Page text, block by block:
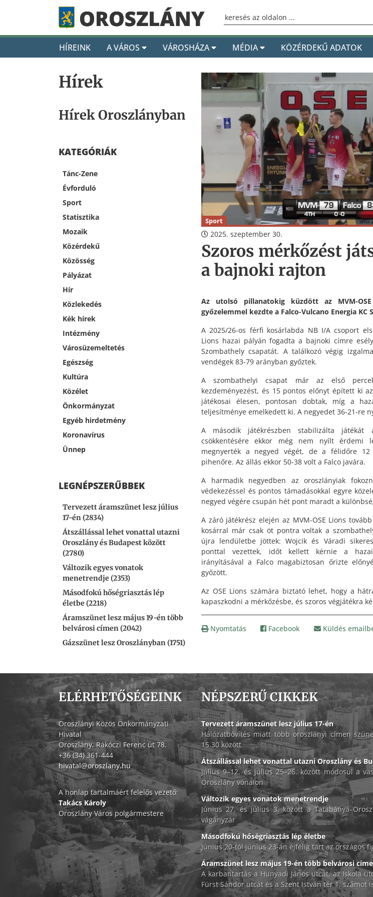
HÍREINK A VÁROS VÁROSHÁZA MÉDIA KÖZÉRDEKŰ ADATOK
Hírek
Hírek Oroszlányban
KATEGÓRIÁK
Tánc-Zene
Évforduló
Sport
Statisztika
Mozaik
Közérdekű
Közösség
Pályázat
Hír
Közlekedés
Kék hírek
Intézmény
Városüzemeltetés
Egészség
Kultúra
Közélet
Önkormányzat
Egyéb hirdetmény
Koronavírus
Ünnep
LEGNÉPSZERŰBBEK
Tervezett áramszünet lesz július
17-én (2834)
Átszállással lehet vonattal utazni
Oroszlány és Budapest között
(2780)
Változik egyes vonatok
menetrendje (2353)
Másodfokú hőségriasztás lép
életbe (2218)
Áramszünet lesz május 19-én több
belvárosi címen (2042)
Gázszünet lesz Oroszlányban (1751)
Sport
2025. szeptember 30.
Szoros mérkőzést
a bajnoki rajton
Az utolsó pillanatokig küzdött az MVM-
győzelemmel kezdte a Falco-Vulcano Energia KC
A 2025/26-os férfi kosárlabda NB I/A csoport
Lions hazai pályán fogadta a bajnoki címre
Szombathely csapatát. A találkozó végig
vendégek 83-79 arányban győztek.
A szombathelyi csapat már az első
kezdeményezést, és 15 pontos előnyt épített ki
játékosai élesen, pontosan dobtak, míg a
teljesítménye emelkedett ki. A negyedet 36-21-re
A második játékrészben stabilizálta
csökkentésére ekkor még nem nyílt érdemi
megnyerték a negyed végét, de a félidőre
pihenőre. Az állás ekkor 50-38 volt a Falco javára.
A harmadik negyedben az oroszlányiak
védekezéssel és pontos támadásokkal egyre
negyed végére csupán hét pont maradt a
A záró játékrész elején az MVM-OSE Lions
kosárral már csak öt pontra voltak a
újra lendületbe jöttek: Wojcik és Váradi
ponttal vezettek, időt kellett kérnie a
irányításával a Falco magabiztosan őrizte
győzött.
Az OSE Lions számára biztató lehet, hogy a
kapaszkodni a mérkőzésbe, és szoros végjátékra
Nyomtatás Facebook Küldés
ELÉRHETŐSÉGEINK
Oroszlányi Közös Önkormányzati
Hivatal
Oroszlány, Rákóczi Ferenc út 78.
+36 (34) 361-444
hivatal@oroszlany.hu
A honlap tartalmáért felelős vezető:
Takács Károly
Oroszlány Város polgármestere
NÉPSZERŰ CIKKEK
Tervezett áramszünet lesz július 17-én
Hálózatbővítés miatt több oroszlányi címen
15.30 között
Átszállással lehet vonattal utazni Oroszlány és
Július 9–12. és július 25–26. között módosul a
Oroszlány vonalon
Változik egyes vonatok menetrendje
Június 27. és július 3. között a
vágányzár
Másodfokú hőségriasztás lép életbe
Június 20-tól június 23-án éjfélig tart az országos
Áramszünet lesz május 19-én több belvárosi
A karbantartás a Hunyadi János utcát, az Iskola
Fürst Sándor utcát és a Szent István tér 1. számot